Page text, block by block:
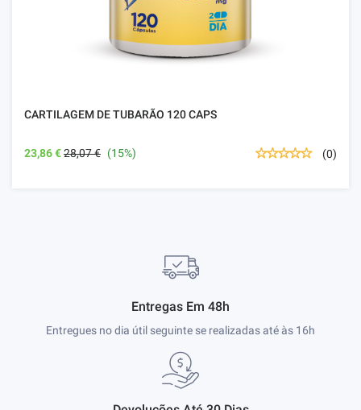
CARTILAGEM DE TUBARÃO 120 CAPS
23,86 €28,07 € (15%) (0)
Entregas Em 48h
Entregues no dia útil seguinte se realizadas até às 16h